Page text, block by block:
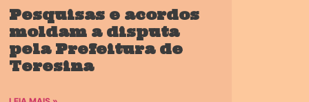
Pesquisas e acordos
moldam a disputa
pela Prefeitura de
Teresina